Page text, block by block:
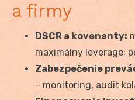
a firmy
DSCR a kovenanty:
maximálny leverage;
Zabezpečenie
– monitoring, audit